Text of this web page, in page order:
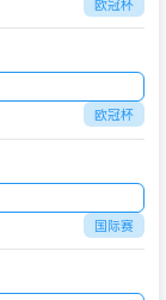
欧冠杯
欧冠杯
国际赛